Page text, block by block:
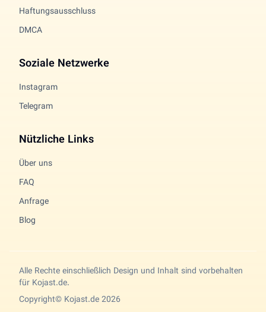
Haftungsausschluss
DMCA
Soziale Netzwerke
Instagram
Telegram
Nützliche Links
Über uns
FAQ
Anfrage
Blog
Alle Rechte einschließlich Design und Inhalt sind vorbehalten
für Kojast.de.
Copyright© Kojast.de 2026